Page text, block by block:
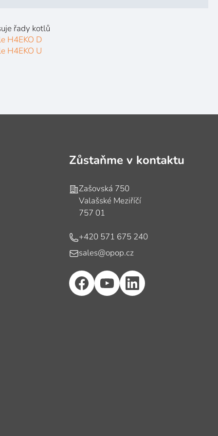
řady kotlů
H4EKO D
H4EKO U
Zůstaňme v kontaktu
Adresa
Zašovská 750
Valašské Meziříčí
757 01
Telefon
+420 571 675 240
E-mail
sales@opop.cz